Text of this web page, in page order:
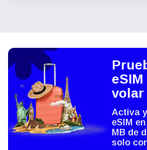
volar
Activa
eSIM
MB de
solo